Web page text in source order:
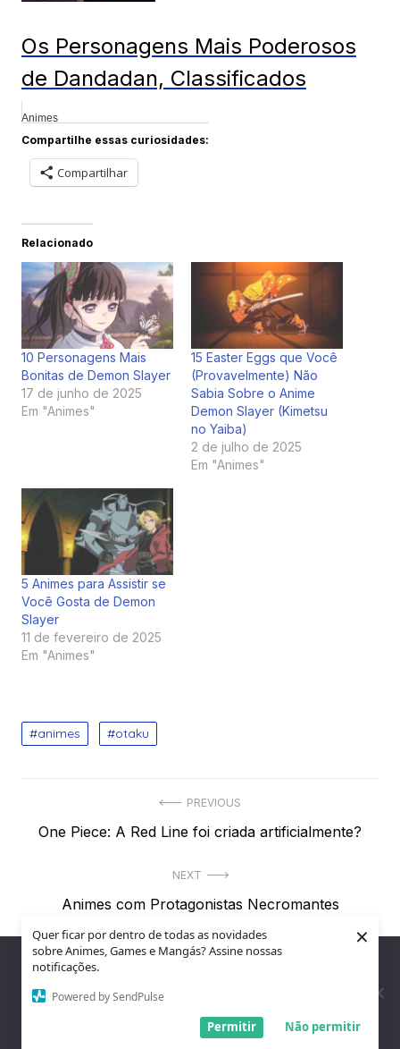
Quer ficar por dentro de todas as novidades
sobre Animes, Games e Mangás? Assine nossas
notificações.
Powered by SendPulse
Não permitir
Permitir
×
Os Personagens Mais Poderosos
de Dandadan, Classificados
Animes
Compartilhe essas curiosidades:
Compartilhar
Relacionado
10 Personagens Mais
Bonitas de Demon Slayer
17 de junho de 2025
Em "Animes"
15 Easter Eggs que Você
(Provavelmente) Não
Sabia Sobre o Anime
Demon Slayer (Kimetsu
no Yaiba)
2 de julho de 2025
Em "Animes"
5 Animes para Assistir se
Você Gosta de Demon
Slayer
11 de fevereiro de 2025
Em "Animes"
animes otaku
de
PREVIOUS
Previous
One Piece: A Red Line foi criada artificialmente?
NEXT
Next
post:
Animes com Protagonistas Necromantes
Deixe uma resposta
Nós utilizamos cookies para garantir que você tenha a melhor
experiência em nosso site. Se você continua a usar este site,
assumimos que você está satisfeito.
Entendi!